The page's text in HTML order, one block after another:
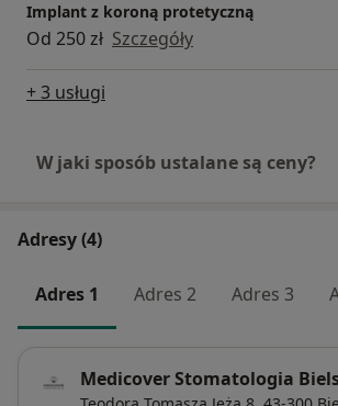
Implant z koroną protetyczną
Od 250 zł Szczegóły
+ 3 usługi
W jaki sposób ustalane są ceny?
Adresy (4)
Adres 1 Adres 2 Adres 3
Medicover Stomatologia